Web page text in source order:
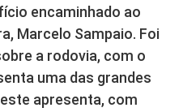
encaminhado ao
Marcelo Sampaio. Foi
a rodovia, com o
uma das grandes
apresenta, com